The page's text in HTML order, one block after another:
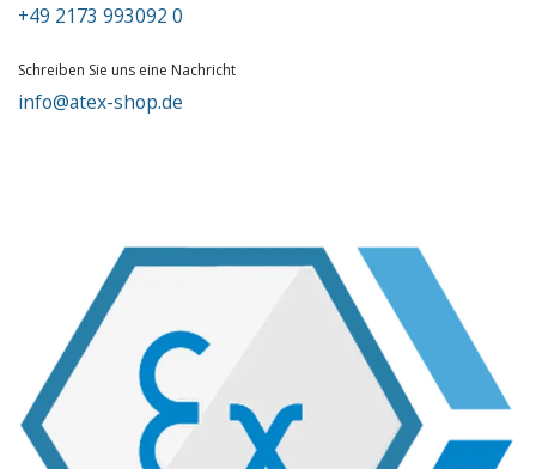
+49 2173 993092 0
Schreiben Sie uns eine Nachricht
info@atex-shop.de